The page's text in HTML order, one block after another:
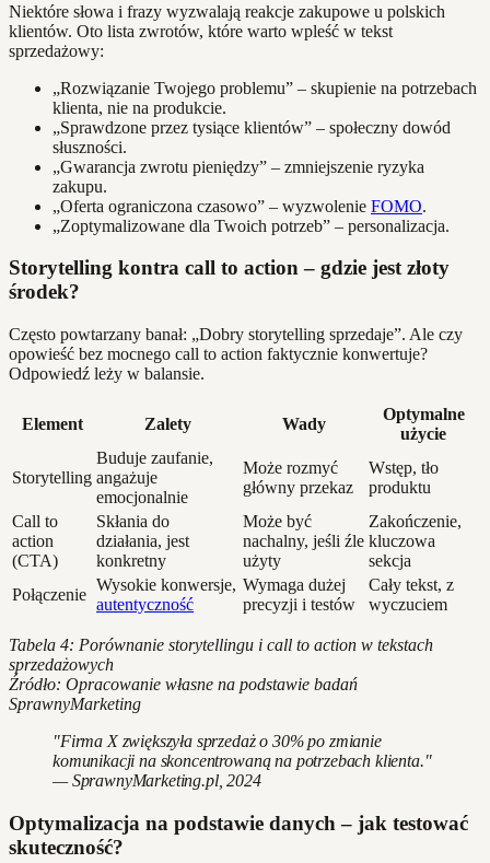
Niektóre słowa i frazy wyzwalają reakcje zakupowe u polskich
klientów. Oto lista zwrotów, które warto wpleść w tekst
sprzedażowy:
„Rozwiązanie Twojego problemu” – skupienie na potrzebach
klienta, nie na produkcie.
„Sprawdzone przez tysiące klientów” – społeczny dowód
słuszności.
„Gwarancja zwrotu pieniędzy” – zmniejszenie ryzyka
zakupu.
„Oferta ograniczona czasowo” – wyzwolenie FOMO.
„Zoptymalizowane dla Twoich potrzeb” – personalizacja.
Storytelling kontra call to action – gdzie jest złoty
środek?
Często powtarzany banał: „Dobry storytelling sprzedaje”. Ale czy
opowieść bez mocnego call to action faktycznie konwertuje?
Odpowiedź leży w balansie.
Element Zalety Wady
Optymalne
użycie
Storytelling
Buduje zaufanie,
angażuje
emocjonalnie
Może rozmyć
główny przekaz
Wstęp, tło
produktu
Call to
action
(CTA)
Skłania do
działania, jest
konkretny
Może być
nachalny, jeśli źle
użyty
Zakończenie,
kluczowa
sekcja
Połączenie
Wysokie konwersje,
autentyczność
Wymaga dużej
precyzji i testów
Cały tekst, z
wyczuciem
Tabela 4: Porównanie storytellingu i call to action w tekstach
sprzedażowych
Źródło: Opracowanie własne na podstawie badań
SprawnyMarketing
"Firma X zwiększyła sprzedaż o 30% po zmianie
komunikacji na skoncentrowaną na potrzebach klienta."
— SprawnyMarketing.pl, 2024
Optymalizacja na podstawie danych – jak testować
skuteczność?